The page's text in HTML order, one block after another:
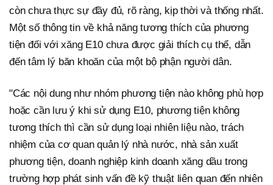
còn chưa thực sự đầy đủ, rõ ràng, kịp thời và thống nhất.
Một số thông tin về khả năng tương thích của phương
tiện đối với xăng E10 chưa được giải thích cụ thể, dẫn
đến tâm lý băn khoăn của một bộ phận người dân.
"Các nội dung như nhóm phương tiện nào không phù hợp
hoặc cần lưu ý khi sử dụng E10, phương tiện không
tương thích thì cần sử dụng loại nhiên liệu nào, trách
nhiệm của cơ quan quản lý nhà nước, nhà sản xuất
phương tiện, doanh nghiệp kinh doanh xăng dầu trong
trường hợp phát sinh vấn đề kỹ thuật liên quan đến nhiên